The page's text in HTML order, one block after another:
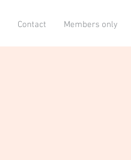
Contact Members only